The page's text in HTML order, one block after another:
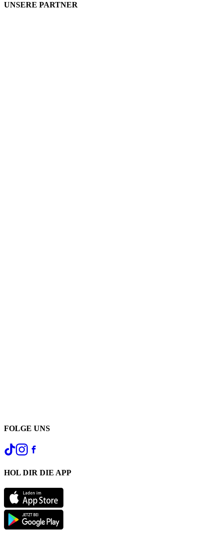
UNSERE PARTNER
FOLGE UNS
HOL DIR DIE APP